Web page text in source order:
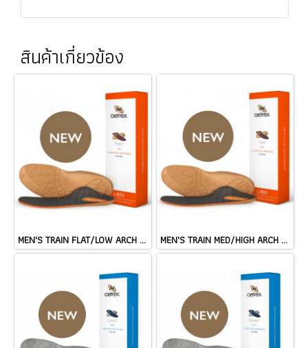
สินค้าเกี่ยวข้อง
MEN'S TRAIN FLAT/LOW ARCH ORTHOTIC MEN'S TRAIN MED/HIGH ARCH ORTHOTIC